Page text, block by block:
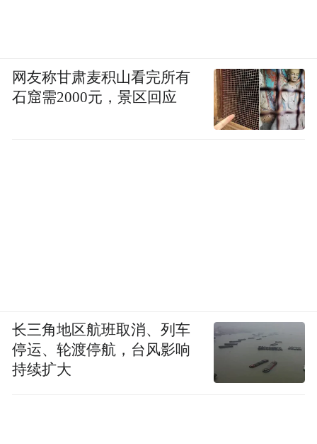
更多信息请点击：
网友称甘肃麦积山看完所有
石窟需2000元，景区回应
长三角地区航班取消、列车
停运、轮渡停航，台风影响
持续扩大